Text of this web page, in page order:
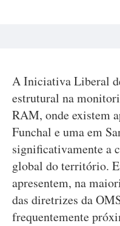
A Iniciativa Liberal
estrutural na
RAM, onde existem
Funchal e uma em
significativamente a
global do território.
apresentem, na
das diretrizes da
frequentemente